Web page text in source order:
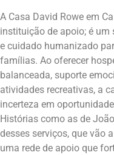
A Casa David Rowe em
instituição de apoio; é um
e cuidado humanizado
famílias. Ao oferecer
balanceada, suporte
atividades recreativas, a
incerteza em
Histórias como as de
desses serviços, que vão
uma rede de apoio que